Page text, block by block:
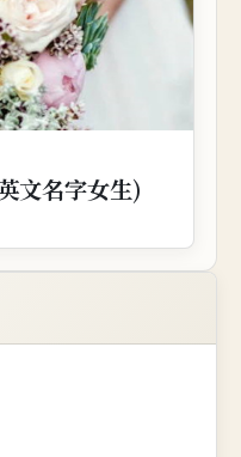
文名字女生)